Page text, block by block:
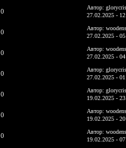
0
Автор:
27.02.2025 -
0
Автор:
27.02.2025 -
0
Автор:
27.02.2025 -
0
Автор:
27.02.2025 -
0
Автор:
19.02.2025 -
0
Автор:
19.02.2025 -
0
Автор:
19.02.2025 -